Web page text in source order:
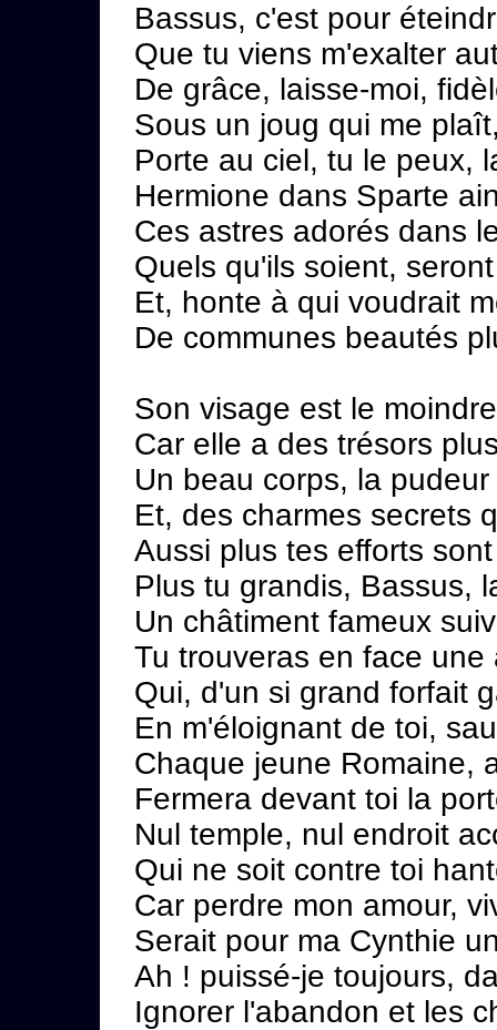
Bassus, c'est pour
Que tu viens m'exalter
De grâce, laisse-moi,
Sous un joug qui me
Porte au ciel, tu le peux,
Hermione dans Sparte
Ces astres adorés dans
Quels qu'ils soient,
Et, honte à qui voudrait
De communes beautés
Son visage est le
Car elle a des trésors
Un beau corps, la
Et, des charmes secrets
Aussi plus tes efforts
Plus tu grandis, Bassus,
Un châtiment fameux
Tu trouveras en face
Qui, d'un si grand forfait
En m'éloignant de toi,
Chaque jeune Romaine,
Fermera devant toi la
Nul temple, nul endroit
Qui ne soit contre toi
Car perdre mon amour,
Serait pour ma Cynthie
Ah ! puissé-je toujours,
Ignorer l'abandon et les